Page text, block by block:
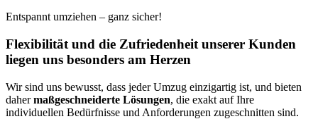
Entspannt umziehen – ganz sicher!
Flexibilität und die Zufriedenheit unserer Kunden
liegen uns besonders am Herzen
Wir sind uns bewusst, dass jeder Umzug einzigartig ist, und bieten
dahermaßgeschneiderte Lösungen, die exakt auf Ihre
individuellen Bedürfnisse und Anforderungen zugeschnitten sind.